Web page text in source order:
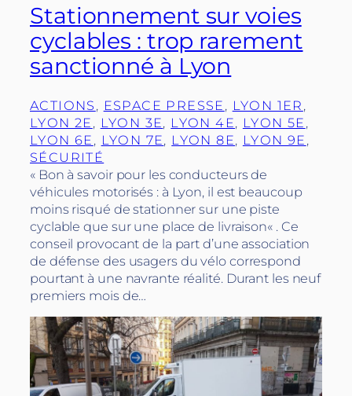
Stationnement sur voies
cyclables : trop rarement
sanctionné à Lyon
ACTIONS , ESPACE PRESSE , LYON 1ER
LYON 2E , LYON 3E, LYON 4E, LYON 5E
LYON 6E , LYON 7E, LYON 8E, LYON 9E
SÉCURITÉ
« Bon à savoir pour les conducteurs de
véhicules motorisés : à Lyon, il est beaucoup
moins risqué de stationner sur une piste
cyclable que sur une place de livraison« . Ce
conseil provocant de la part d’une association
de défense des usagers du vélo correspond
pourtant à une navrante réalité. Durant les neuf
premiers mois de…